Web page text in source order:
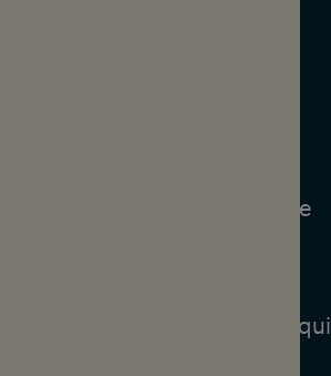
400 millions d'années.
avant même que les
ancestrales sont en
les requins que depuis 20
leur population - durant cette
échelle et leurs
? C'est la question qui
comment